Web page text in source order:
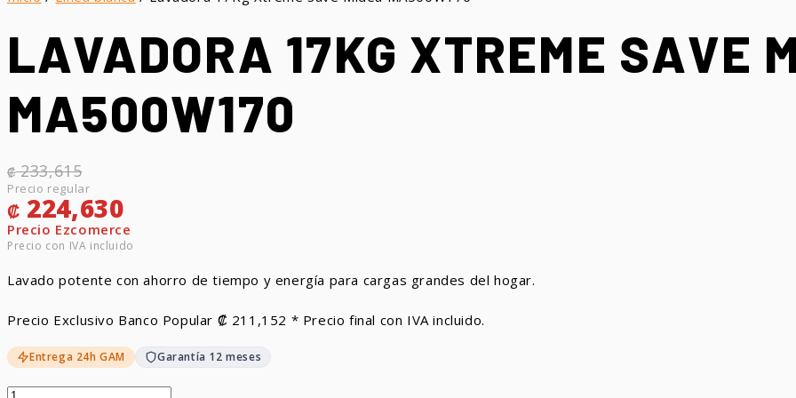
LAVADORA 17KG XTREME SAVE
MA500W170
₡233,615
El precio original era: ₡ 233,615.
₡ 224,630
El precio actual es: ₡ 224,630.
Lavado potente con ahorro de tiempo y energía para cargas grandes del hogar.
Precio Exclusivo Banco Popular ₡ 211,152 * Precio final con IVA incluido.
Entrega 24h GAM Garantía 12 meses
Lavadora